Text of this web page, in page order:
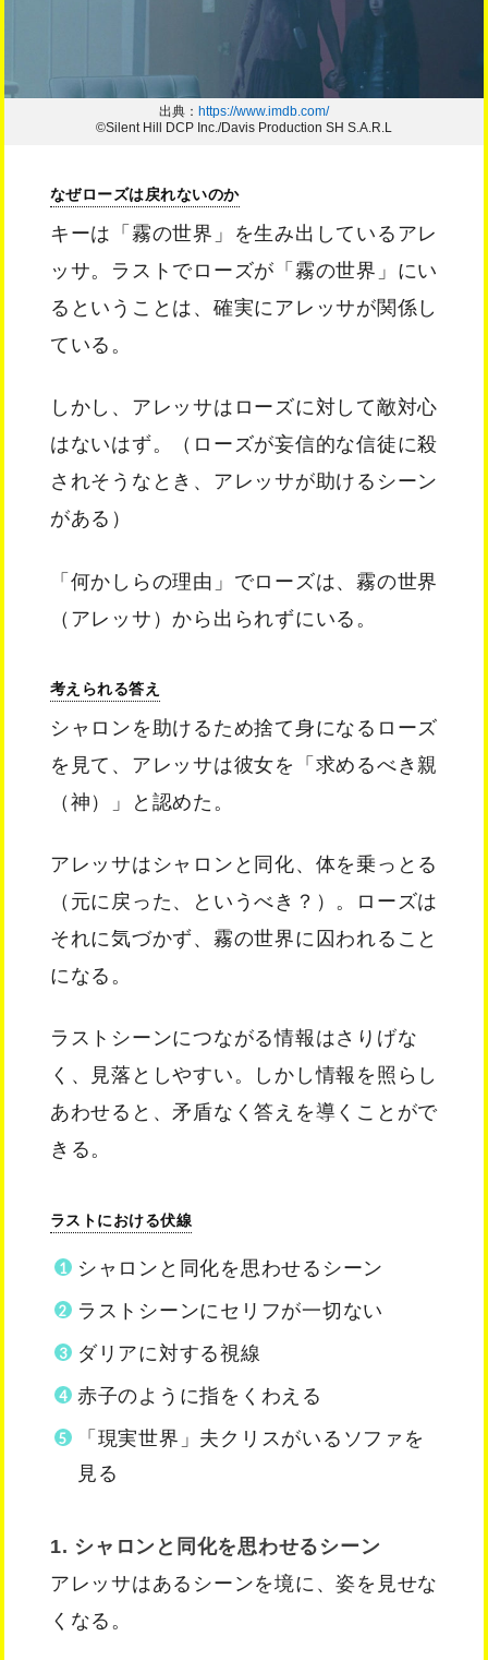
出典： https://www.imdb.com/
©Silent Hill DCP Inc./Davis Production SH S.A.R.L
なぜローズは戻れないのか
キーは「霧の世界」を生み出しているアレ
ッサ。ラストでローズが「霧の世界」にい
るということは、確実にアレッサが関係し
ている。
しかし、アレッサはローズに対して敵対心
はないはず。（ローズが妄信的な信徒に殺
されそうなとき、アレッサが助けるシーン
がある）
「何かしらの理由」でローズは、霧の世界
（アレッサ）から出られずにいる。
考えられる答え
シャロンを助けるため捨て身になるローズ
を見て、アレッサは彼女を「求めるべき親
（神）」と認めた。
アレッサはシャロンと同化、体を乗っとる
（元に戻った、というべき？）。ローズは
それに気づかず、霧の世界に囚われること
になる。
ラストシーンにつながる情報はさりげな
く、見落としやすい。しかし情報を照らし
あわせると、矛盾なく答えを導くことがで
きる。
ラストにおける伏線
シャロンと同化を思わせるシーン
ラストシーンにセリフが一切ない
ダリアに対する視線
赤子のように指をくわえる
「現実世界」夫クリスがいるソファを
見る
1. シャロンと同化を思わせるシーン
アレッサはあるシーンを境に、姿を見せな
くなる。